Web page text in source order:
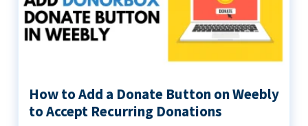
How to Add a Donate Button on Weebly
to Accept Recurring Donations